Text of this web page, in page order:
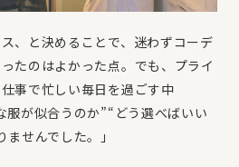
、と決めることで、迷わずコーデ
たのはよかった点。でも、プライ
事で忙しい毎日を過ごす中
服が似合うのか”“どう選べばいい
せんでした。」